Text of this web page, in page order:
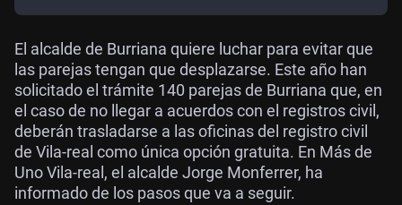
El alcalde de Burriana quiere luchar para evitar que
las parejas tengan que desplazarse. Este año han
solicitado el trámite 140 parejas de Burriana que, en
el caso de no llegar a acuerdos con el registros civil,
deberán trasladarse a las oficinas del registro civil
de Vila-real como única opción gratuita. En Más de
Uno Vila-real, el alcalde Jorge Monferrer, ha
informado de los pasos que va a seguir.